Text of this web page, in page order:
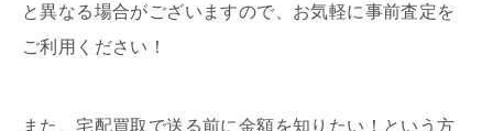
と異なる場合がございますので、お気軽に事前査定を
ご利用ください！
また、宅配買取で送る前に金額を知りたい！という方